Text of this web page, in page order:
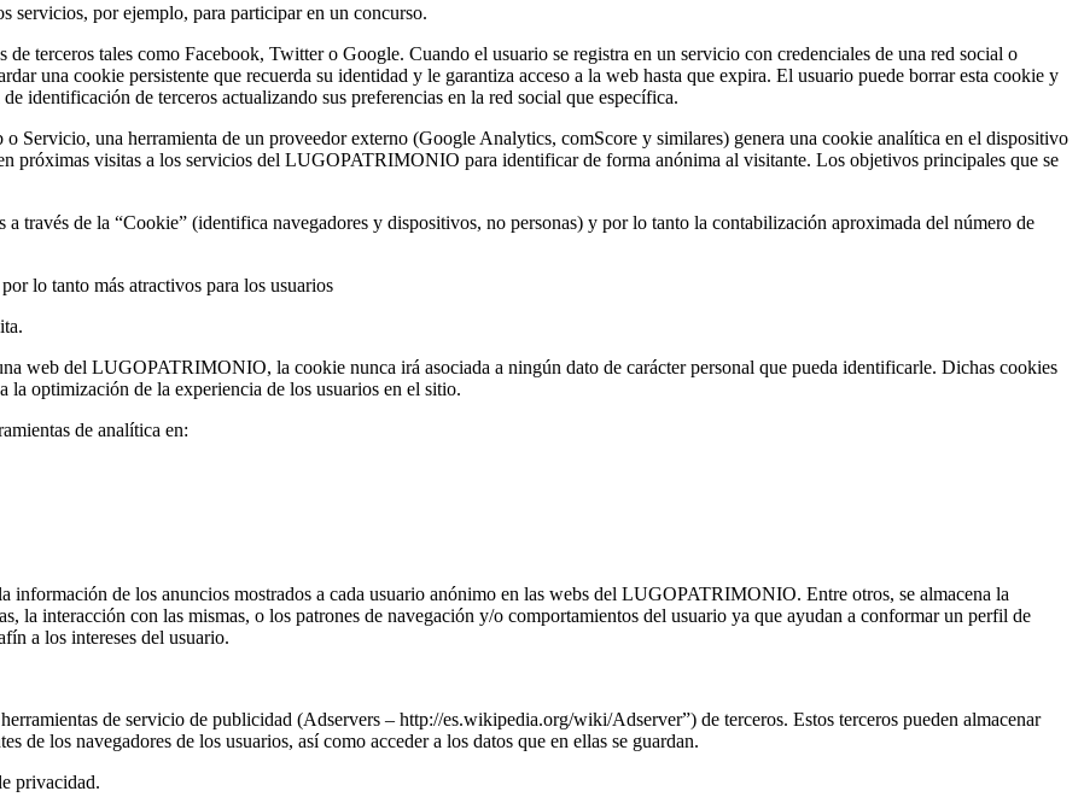
servicios, por ejemplo, para participar en un concurso.
terceros tales como Facebook, Twitter o Google. Cuando el usuario se registra en un servicio con credenciales de una red social o
una cookie persistente que recuerda su identidad y le garantiza acceso a la web hasta que expira. El usuario puede borrar esta cookie y
identificación de terceros actualizando sus preferencias en la red social que específica.
Servicio, una herramienta de un proveedor externo (Google Analytics, comScore y similares) genera una cookie analítica en el dispositivo
próximas visitas a los servicios del LUGOPATRIMONIO para identificar de forma anónima al visitante. Los objetivos principales que se
través de la “Cookie” (identifica navegadores y dispositivos, no personas) y por lo tanto la contabilización aproximada del número de
lo tanto más atractivos para los usuarios
web del LUGOPATRIMONIO, la cookie nunca irá asociada a ningún dato de carácter personal que pueda identificarle. Dichas cookies
la optimización de la experiencia de los usuarios en el sitio.
de analítica en:
información de los anuncios mostrados a cada usuario anónimo en las webs del LUGOPATRIMONIO. Entre otros, se almacena la
la interacción con las mismas, o los patrones de navegación y/o comportamientos del usuario ya que ayudan a conformar un perfil de
a los intereses del usuario.
de servicio de publicidad (Adservers – http://es.wikipedia.org/wiki/Adserver”) de terceros. Estos terceros pueden almacenar
los navegadores de los usuarios, así como acceder a los datos que en ellas se guardan.
privacidad.